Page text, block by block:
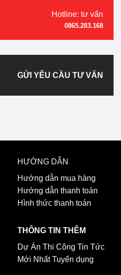
Hotline: tư vấn
0865.283.168
GỬI YÊU CẦU TƯ VẤN
HƯỚNG DẪN
Hướng dẫn mua hàng
Hướng dẫn thanh toán
Hình thức thanh toán
THÔNG TIN THÊM
Dự Án Thi Công Tin Tức
Mới Nhất Tuyển dụng